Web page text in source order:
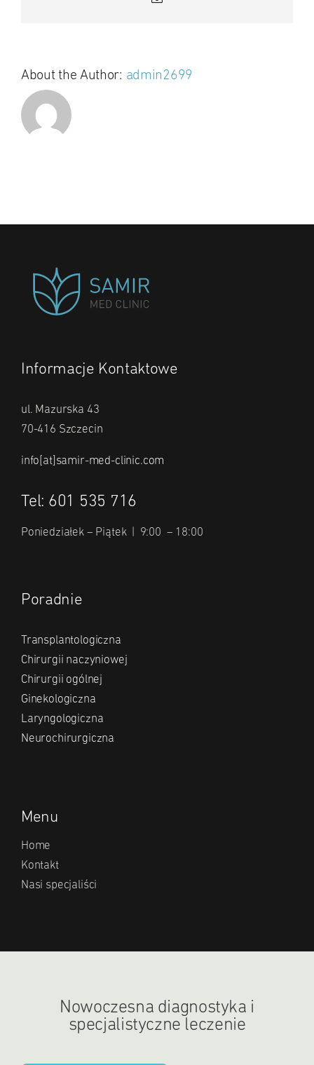
About the Author: admin2699
Informacje Kontaktowe
ul. Mazurska 43
70-416 Szczecin
info[at]samir-med-clinic.com
Tel: 601 535 716
Poniedziałek – Piątek | 9:00 – 18:00
Poradnie
Transplantologiczna
Chirurgii naczyniowej
Chirurgii ogólnej
Ginekologiczna
Laryngologiczna
Neurochirurgiczna
Menu
Home
Kontakt
Nasi specjaliści
Nowoczesna diagnostyka i
specjalistyczne leczenie